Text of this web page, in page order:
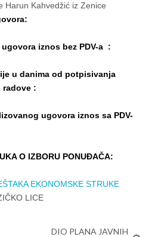
Harun Kahvedžić iz Zenice
iznos bez PDV-a :
u danima od potpisivanja
:
ugovora iznos sa PDV-
O IZBORU PONUĐAČA:
EKONOMSKE STRUKE
LICE
DIO PLANA JAVNIH